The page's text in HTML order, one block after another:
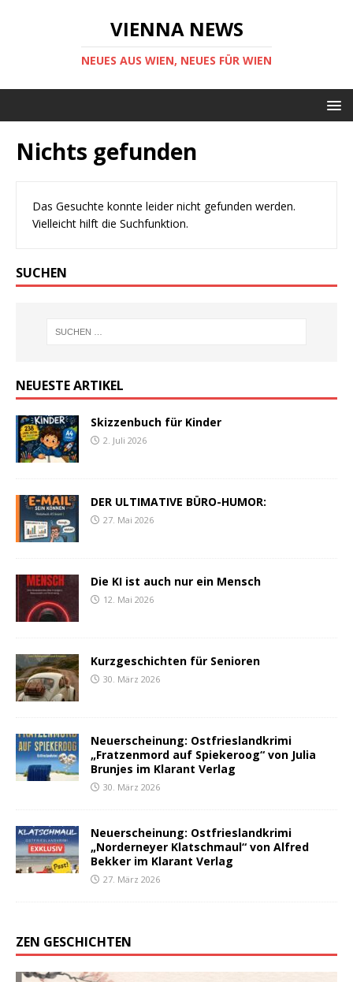
VIENNA NEWS
NEUES AUS WIEN, NEUES FÜR WIEN
Nichts gefunden
Das Gesuchte konnte leider nicht gefunden werden.
Vielleicht hilft die Suchfunktion.
SUCHEN
NEUESTE ARTIKEL
Skizzenbuch für Kinder
2. Juli 2026
DER ULTIMATIVE BÜRO-HUMOR:
27. Mai 2026
Die KI ist auch nur ein Mensch
12. Mai 2026
Kurzgeschichten für Senioren
30. März 2026
Neuerscheinung: Ostfrieslandkrimi
„Fratzenmord auf Spiekeroog“ von Julia
Brunjes im Klarant Verlag
30. März 2026
Neuerscheinung: Ostfrieslandkrimi
„Norderneyer Klatschmaul“ von Alfred
Bekker im Klarant Verlag
27. März 2026
ZEN GESCHICHTEN